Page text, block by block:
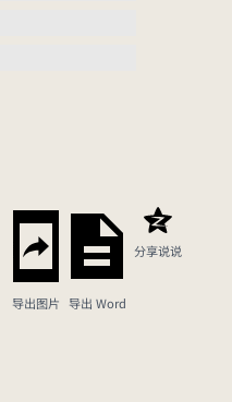
导出图片 导出 Word
分享说说